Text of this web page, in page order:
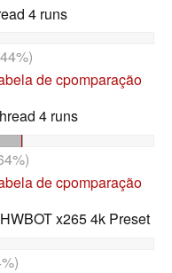
4 runs
de cpomparação
4 runs
de cpomparação
x265 4k Preset